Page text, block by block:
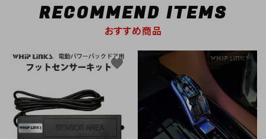
RECOMMEND ITEMS
おすすめ商品
favorite favorite